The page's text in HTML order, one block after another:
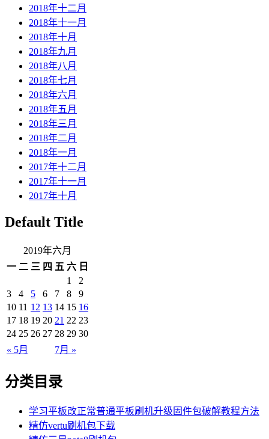
2018年十二月
2018年十一月
2018年十月
2018年九月
2018年八月
2018年七月
2018年六月
2018年五月
2018年三月
2018年二月
2018年一月
2017年十二月
2017年十一月
2017年十月
Default Title
2019年六月
一 二 三 四 五 六 日
« 5月 7月 »
1
2
3
4 5 6 7 8
9
10 11 12 13 14 15 16
17 18 19 20 21 22 23
24 25 26 27 28 29 30
分类目录
学习平板改正常普通平板刷机升级固件包破解教程方法
精仿vertu刷机包下载